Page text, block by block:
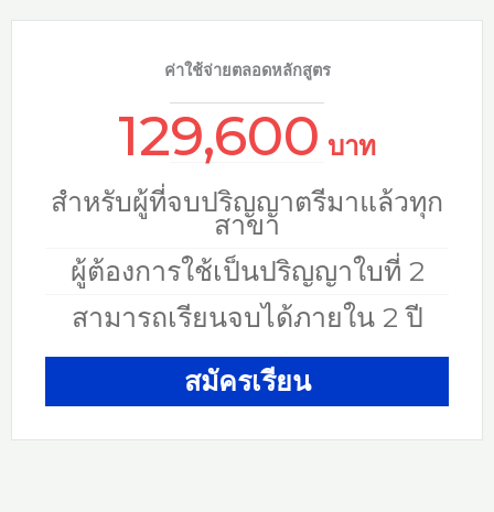
ค่าใช้จ่ายตลอดหลักสูตร
129,600 บาท
สำหรับผู้ที่จบปริญญาตรีมาแล้วทุก
สาขา
ผู้ต้องการใช้เป็นปริญญาใบที่ 2
สามารถเรียนจบได้ภายใน 2 ปี
สมัครเรียน